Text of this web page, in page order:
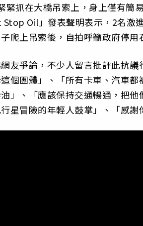
緊抓在大橋吊索上，身上僅有簡
Oil」發表聲明表示，2名激
爬上吊索後，自拍呼籲政府停用
友爭論，不少人留言批評此抗
個團體」、「所有卡車、汽車
」、「應該保持交通暢通，把
星冒險的年輕人鼓掌」、「感謝